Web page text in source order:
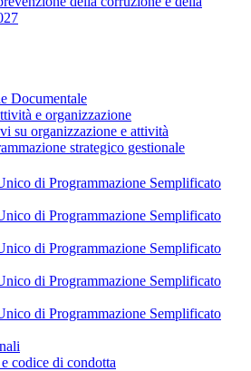
Documentale
e organizzazione
su organizzazione e attività
strategico gestionale
di Programmazione Semplificato
di Programmazione Semplificato
di Programmazione Semplificato
di Programmazione Semplificato
di Programmazione Semplificato
codice di condotta